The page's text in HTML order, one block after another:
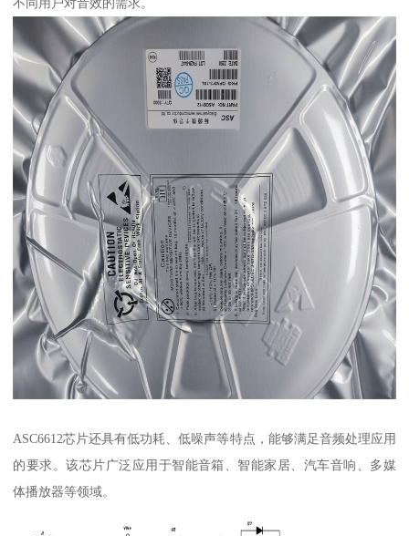
不同用户对音效的需求。
ASC6612芯片还具有低功耗、低噪声等特点，能够满足音频处理应用
的要求。该芯片广泛应用于智能音箱、智能家居、汽车音响、多媒
体播放器等领域。